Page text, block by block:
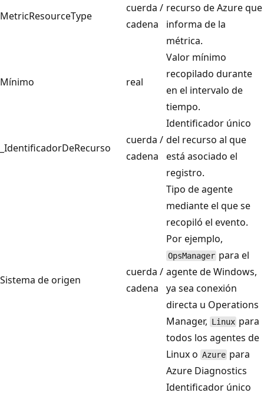
MetricResourceType
cuerda /
cadena
recurso de Azure que
informa de la
métrica.
Mínimo real
Valor mínimo
recopilado durante
en el intervalo de
tiempo.
_IdentificadorDeRecurso
cuerda /
cadena
Identificador único
del recurso al que
está asociado el
registro.
Sistema de origen
cuerda /
cadena
Tipo de agente
mediante el que se
recopiló el evento.
Por ejemplo,
OpsManager para el
agente de Windows,
ya sea conexión
directa u Operations
Manager, Linux para
todos los agentes de
Linux o Azure para
Azure Diagnostics
Identificador único